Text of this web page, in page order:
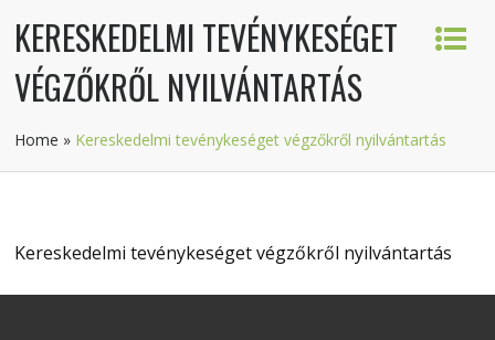
KERESKEDELMI TEVÉNYKESÉGET
VÉGZŐKRŐL NYILVÁNTARTÁS
Home » Kereskedelmi tevénykeséget végzőkről nyilvántartás
Kereskedelmi tevénykeséget végzőkről nyilvántartás